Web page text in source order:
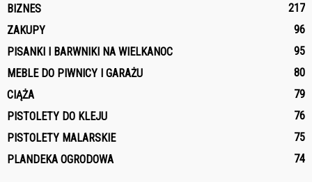
BIZNES
217
ZAKUPY
96
PISANKI I BARWNIKI NA WIELKANOC
95
MEBLE DO PIWNICY I GARAŻU
80
CIĄŻA
79
PISTOLETY DO KLEJU
76
PISTOLETY MALARSKIE
75
PLANDEKA OGRODOWA
74